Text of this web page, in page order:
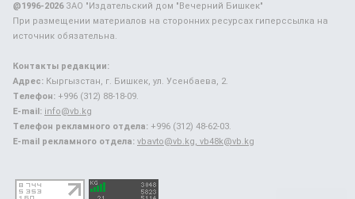
@1996-2026ЗАО "Издательский дом "Вечерний Бишкек"
При размещении материалов на сторонних ресурсах гиперссылка на
источник обязательна.
Контакты редакции:
Адрес: Кыргызстан, г. Бишкек, ул. Усенбаева, 2.
Телефон: +996 (312) 88-18-09.
E-mail: info@vb.kg
Телефон рекламного отдела: +996 (312) 48-62-03.
E-mail рекламного отдела: vbavto@vb.kg, vb48k@vb.kg